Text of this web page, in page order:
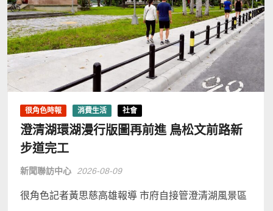
很角色時報 消費生活 社會
澄清湖環湖漫行版圖再前進 鳥松文前路新
步道完工
新聞聯訪中心 2026-08-09
很角色記者黃思慈高雄報導 市府自接管澄清湖風景區